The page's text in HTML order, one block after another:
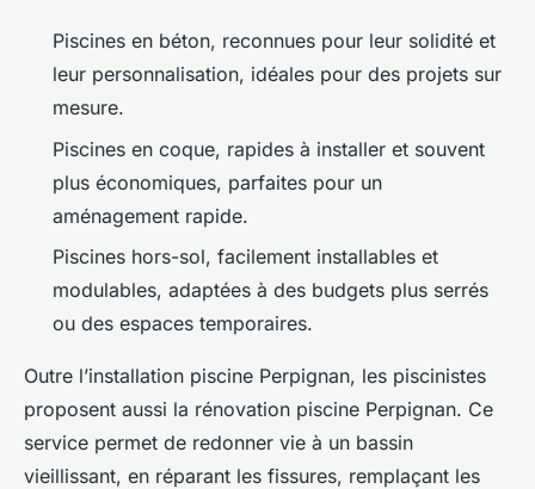
Piscines en béton, reconnues pour leur solidité et
leur personnalisation, idéales pour des projets sur
mesure.
Piscines en coque, rapides à installer et souvent
plus économiques, parfaites pour un
aménagement rapide.
Piscines hors-sol, facilement installables et
modulables, adaptées à des budgets plus serrés
ou des espaces temporaires.
Outre l’installation piscine Perpignan, les piscinistes
proposent aussi la rénovation piscine Perpignan. Ce
service permet de redonner vie à un bassin
vieillissant, en réparant les fissures, remplaçant les